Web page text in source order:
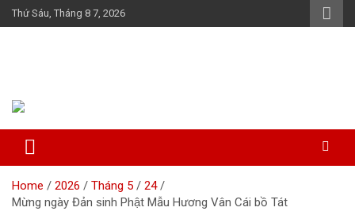
Skip
to
Thứ Sáu, Tháng 8 7, 2026
Home 2026 Tháng 5
24
Mừng ngày Đản sinh Phật Mẫu Hương Vân Cái bồ Tát